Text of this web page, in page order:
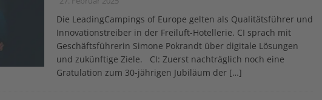
Die LeadingCampings of Europe gelten als Qualitätsführer und
Innovationstreiber in der Freiluft-Hotellerie. CI sprach mit
Geschäftsführerin Simone Pokrandt über digitale Lösungen
und zukünftige Ziele. CI: Zuerst nachträglich noch eine
Gratulation zum 30-jährigen Jubiläum der […]